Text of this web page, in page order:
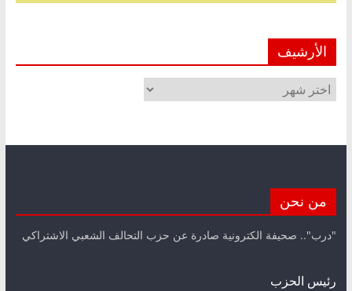
الأرشيف
الأرشيف
من نحن
"درب".. صحيفة الكترونية صادرة عن حزب التحالف الشعبي الاشتراكي
رئيس الحزب